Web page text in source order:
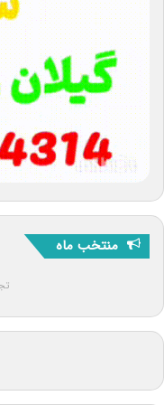
منتخب ماه